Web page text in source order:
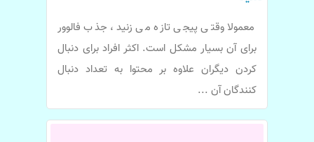
معمولا وقتی پیجی تازه می زنید، جذب فالوور
برای آن بسیار مشکل است. اکثر افراد برای دنبال
کردن دیگران علاوه بر محتوا به تعداد دنبال
کنندگان آن ...